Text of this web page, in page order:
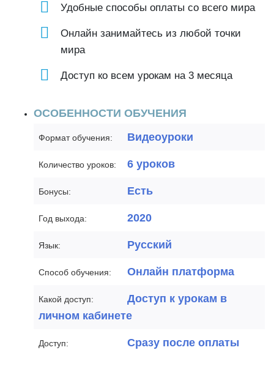
Удобные способы оплаты со всего мира
Онлайн занимайтесь из любой точки
мира
Доступ ко всем урокам на 3 месяца
ОСОБЕННОСТИ ОБУЧЕНИЯ
Формат обучения: Видеоуроки
Количество уроков: 6 уроков
Бонусы: Есть
Год выхода: 2020
Язык: Русский
Способ обучения: Онлайн платформа
Какой доступ:
Доступ к урокам в
личном кабинете
Доступ: Сразу после оплаты